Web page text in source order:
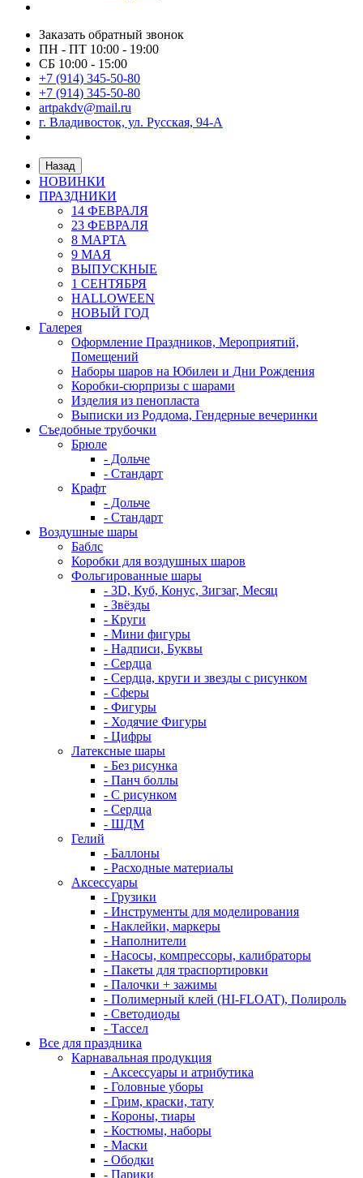
Заказать обратный звонок
ПН - ПТ 10:00 - 19:00
СБ 10:00 - 15:00
+7 (914) 345-50-80
+7 (914) 345-50-80
artpakdv@mail.ru
г. Владивосток, ул. Русская, 94-А
Назад
НОВИНКИ
ПРАЗДНИКИ
14 ФЕВРАЛЯ
23 ФЕВРАЛЯ
8 МАРТА
9 МАЯ
ВЫПУСКНЫЕ
1 СЕНТЯБРЯ
HALLOWEEN
НОВЫЙ ГОД
Галерея
Оформление Праздников, Мероприятий,
Помещений
Наборы шаров на Юбилеи и Дни Рождения
Коробки-сюрпризы с шарами
Изделия из пенопласта
Выписки из Роддома, Гендерные вечеринки
Съедобные трубочки
Брюле
- Дольче
- Стандарт
Крафт
- Дольче
- Стандарт
Воздушные шары
Баблс
Коробки для воздушных шаров
Фольгированные шары
- 3D, Куб, Конус, Зигзаг, Месяц
- Звёзды
- Круги
- Мини фигуры
- Надписи, Буквы
- Сердца
- Сердца, круги и звезды с рисунком
- Сферы
- Фигуры
- Ходячие Фигуры
- Цифры
Латексные шары
- Без рисунка
- Панч боллы
- С рисунком
- Сердца
- ШДМ
Гелий
- Баллоны
- Расходные материалы
Аксессуары
- Грузики
- Инструменты для моделирования
- Наклейки, маркеры
- Наполнители
- Насосы, компрессоры, калибраторы
- Пакеты для траспортировки
- Палочки + зажимы
- Полимерный клей (HI-FLOAT), Полироль
- Светодиоды
- Тассел
Все для праздника
Карнавальная продукция
- Аксессуары и атрибутика
- Головные уборы
- Грим, краски, тату
- Короны, тиары
- Костюмы, наборы
- Маски
- Ободки
- Парики